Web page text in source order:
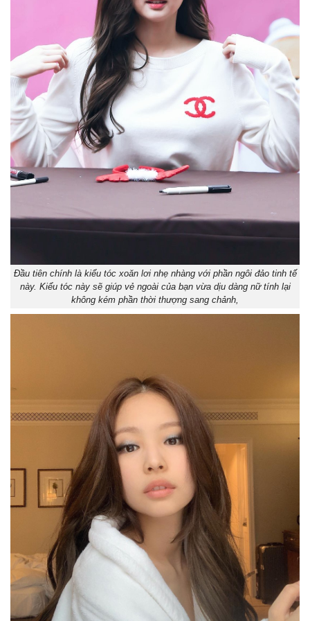
Đầu tiên chính là kiểu tóc xoăn lơi nhẹ nhàng với phần ngôi đảo tinh tế
này. Kiểu tóc này sẽ giúp vẻ ngoài của bạn vừa dịu dàng nữ tính lại
không kém phần thời thượng sang chảnh,